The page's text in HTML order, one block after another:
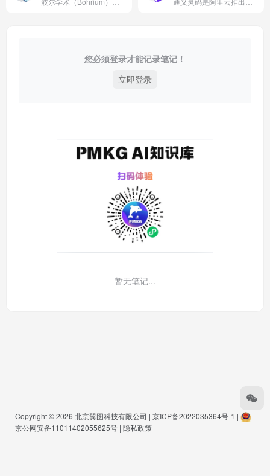
您必须登录才能记录笔记！
立即登录
暂无笔记...
Copyright © 2026 北京翼图科技有限公司 | 京ICP备2022035364号-1 |
京公网安备11011402055625号 | 隐私政策